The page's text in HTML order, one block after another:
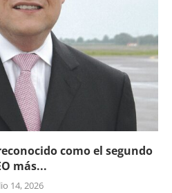
como el segundo
más...
14, 2026